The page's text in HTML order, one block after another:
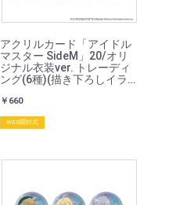
アクリルカード「アイドル
マスター SideM」20/オリ
ジナル衣装ver. トレーディ
ング(6種)(描き下ろしイラ
￥660
WEB開封式